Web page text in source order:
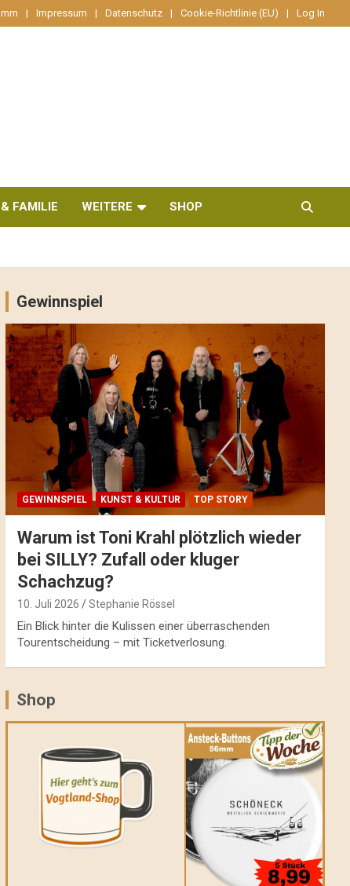
Impressum Datenschutz Cookie-Richtlinie (EU) Log In
FAMILIE WEITERE SHOP
Gewinnspiel
GEWINNSPIEL KUNST & KULTUR TOP STORY
Warum ist Toni Krahl plötzlich wieder
bei SILLY? Zufall oder kluger
Schachzug?
10. Juli 2026 Stephanie Rössel
Ein Blick hinter die Kulissen einer überraschenden
Tourentscheidung – mit Ticketverlosung.
Shop